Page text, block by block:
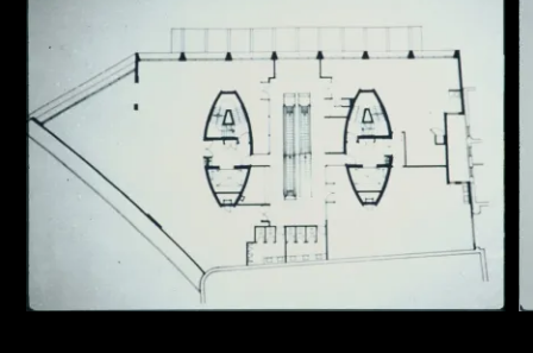
搜索
关于M+藏品
探索世界顶级的二十及二十一世纪视觉
文化藏品。